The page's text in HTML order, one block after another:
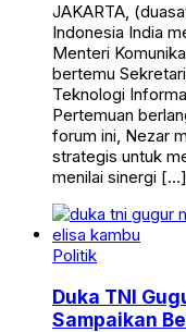
JAKARTA,
Indonesia India
Menteri
bertemu
Teknologi
Pertemuan
forum ini, Nezar
strategis untuk
menilai sinergi […]
Politik
Duka TNI
Sampaikan